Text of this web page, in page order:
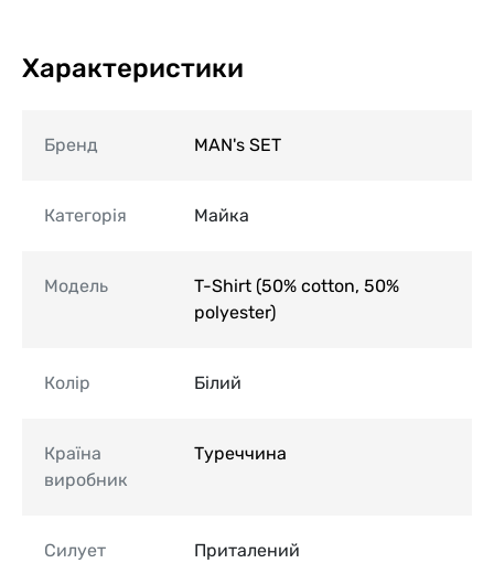
Характеристики
Бренд MAN's SET
Категорія Майка
Модель
T-Shirt (50% cotton, 50%
polyester)
Колір Білий
Країна
виробник
Туреччина
Силует Приталений